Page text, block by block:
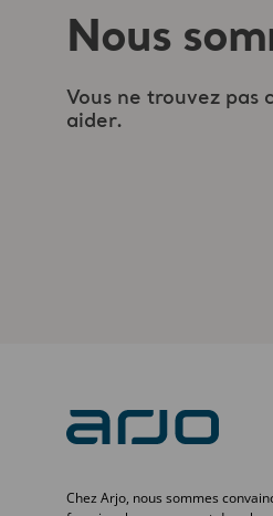
Nous
Vous ne trouvez pas
aider.
Chez Arjo, nous sommes